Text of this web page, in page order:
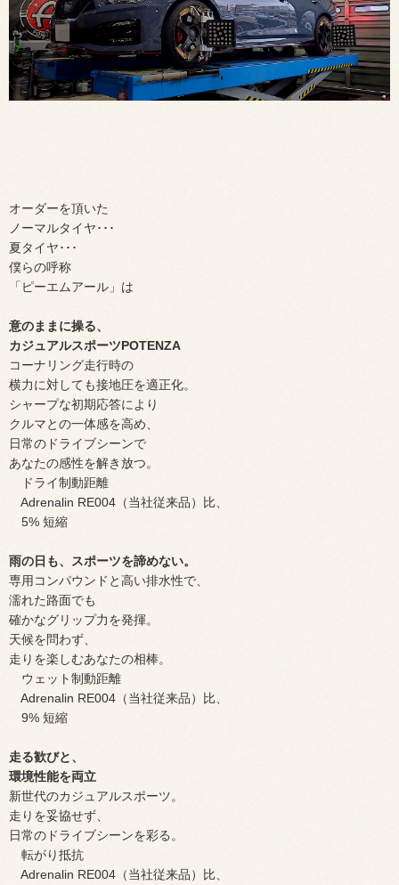
オーダーを頂いた
ノーマルタイヤ･･･
夏タイヤ･･･
僕らの呼称
「ピーエムアール」は
意のままに操る、
カジュアルスポーツPOTENZA
コーナリング走行時の
横力に対しても接地圧を適正化。
シャープな初期応答により
クルマとの一体感を高め、
日常のドライブシーンで
あなたの感性を解き放つ。
ドライ制動距離
Adrenalin RE004（当社従来品）比、
5% 短縮
雨の日も、スポーツを諦めない。
専用コンパウンドと高い排水性で、
濡れた路面でも
確かなグリップ力を発揮。
天候を問わず、
走りを楽しむあなたの相棒。
ウェット制動距離
Adrenalin RE004（当社従来品）比、
9% 短縮
走る歓びと、
環境性能を両立
新世代のカジュアルスポーツ。
走りを妥協せず、
日常のドライブシーンを彩る。
転がり抵抗
Adrenalin RE004（当社従来品）比、